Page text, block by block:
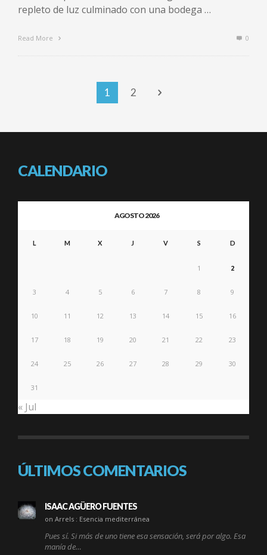
repleto de luz culminado con una bodega …
Read More 0
1 2
CALENDARIO
AGOSTO 2026
L M X J V S D
1 2
3 4 5 6 7 8 9
10 11 12 13 14 15 16
17 18 19 20 21 22 23
24 25 26 27 28 29 30
31
« Jul
ÚLTIMOS COMENTARIOS
ISAAC AGÜERO FUENTES
on Arrels : Esencia mediterránea
Pues sí. Si más de uno tiene esa sensación, será por algo. Esa
manía de…